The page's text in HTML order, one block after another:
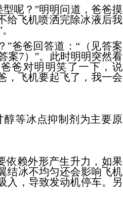
呢？”明明问道，爸爸摸
给飞机喷洒完除冰液后我
爸爸回答道：“（见答案
案7）”。此时明明突然看
爸对明明笑了一下，说
，飞机要起飞了，我一会
等冰点抑制剂为主要原
赖外形产生升力，如果
结冰不均匀还会影响飞机
入，导致发动机停车。另